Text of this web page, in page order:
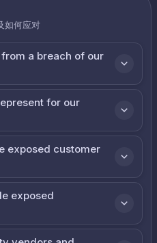
如何应对
a breach of our
for our
exposed customer
exposed